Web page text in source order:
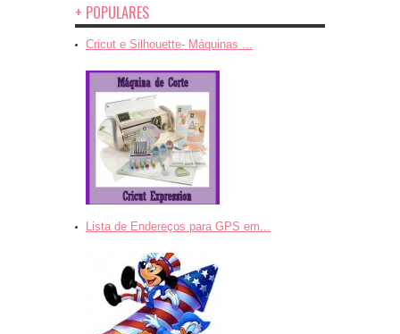
+ POPULARES
Cricut e Silhouette- Máquinas ...
Lista de Endereços para GPS em...